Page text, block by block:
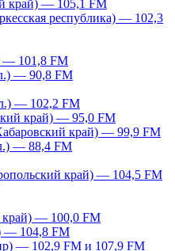
край) — 105,1 FM
республика) — 102,3
— 101,8 FM
— 90,8 FM
— 102,2 FM
край) — 95,0 FM
край) — 99,9 FM
— 88,4 FM
край) — 104,5 FM
край) — 100,0 FM
— 104,8 FM
— 102,9 FM и 107,9 FM